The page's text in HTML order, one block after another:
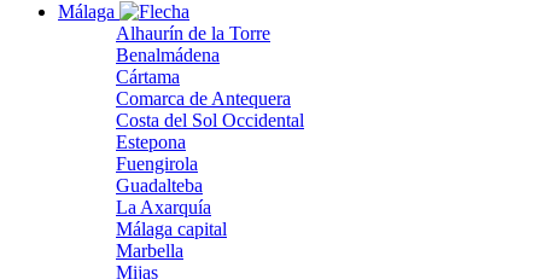
Málaga
Alhaurín de la Torre
Benalmádena
Cártama
Comarca de Antequera
Costa del Sol Occidental
Estepona
Fuengirola
Guadalteba
La Axarquía
Málaga capital
Marbella
Mijas